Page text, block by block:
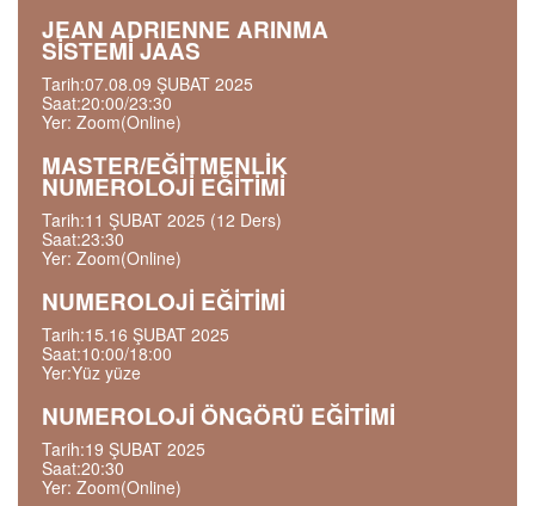
JEAN ADRIENNE ARINMA
SİSTEMİ JAAS
Tarih:07.08.09 ŞUBAT 2025
Saat:20:00/23:30
Yer: Zoom(Online)
MASTER/EĞİTMENLİK
NUMEROLOJİ EĞİTİMİ
Tarih:11 ŞUBAT 2025 (12 Ders)
Saat:23:30
Yer: Zoom(Online)
NUMEROLOJİ EĞİTİMİ
Tarih:15.16 ŞUBAT 2025
Saat:10:00/18:00
Yer:Yüz yüze
NUMEROLOJİ ÖNGÖRÜ EĞİTİMİ
Tarih:19 ŞUBAT 2025
Saat:20:30
Yer: Zoom(Online)